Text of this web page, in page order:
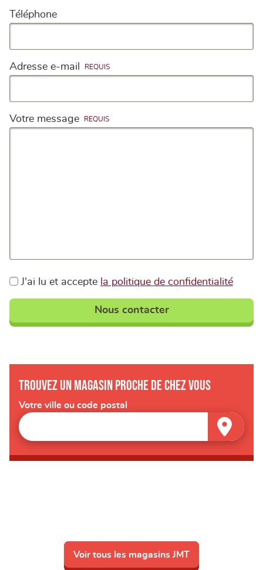
Téléphone
Adresse e-mail
Votre message
J'ai lu et accepte la politique de confidentialité
Nous contacter
Trouvez un magasin proche de chez vous
Votre ville ou code postal
Voir tous les magasins JMT